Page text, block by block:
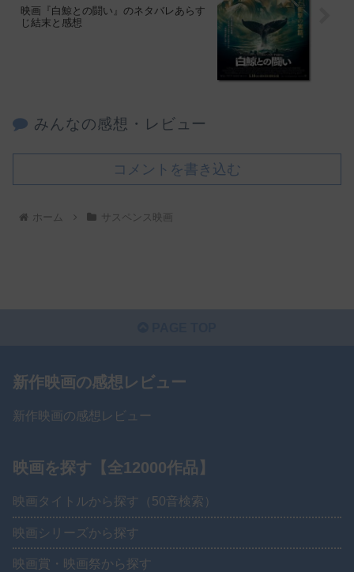
映画『白鯨との闘い』のネタバレあらす
じ結末と感想
みんなの感想・レビュー
コメントを書き込む
ホーム サスペンス映画
新作映画の感想レビュー
新作映画の感想レビュー
映画を探す【全12000作品】
映画タイトルから探す（50音検索）
映画シリーズから探す
映画賞・映画祭から探す